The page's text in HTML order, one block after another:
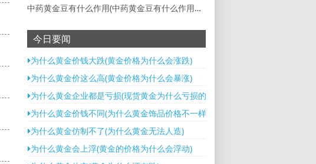
中药黄金豆有什么作用(中药黄金豆有什么作用和功效)
今日要闻
为什么黄金价钱大跌(黄金价格为什么会涨跌)
为什么黄金价这么高(黄金价格为什么会暴涨)
为什么黄金企业都是亏损(现货黄金为什么亏损的多)
为什么黄金价钱不同(为什么黄金饰品价格不一样)
为什么黄金仿制不了(为什么黄金无法人造)
为什么黄金会上浮(黄金的价格为什么会浮动)